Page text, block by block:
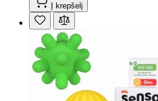
Į krepšelį